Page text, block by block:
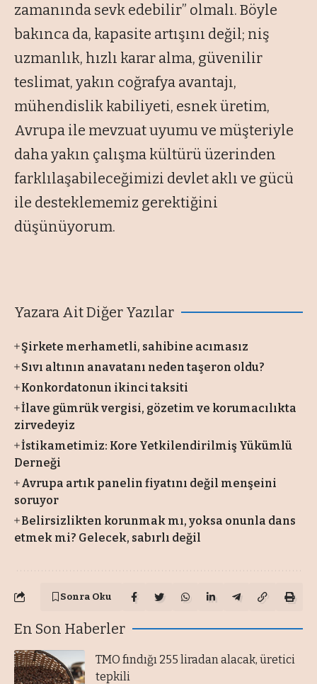
zamanında sevk edebilir” olmalı. Böyle
bakınca da, kapasite artışını değil; niş
uzmanlık, hızlı karar alma, güvenilir
teslimat, yakın coğrafya avantajı,
mühendislik kabiliyeti, esnek üretim,
Avrupa ile mevzuat uyumu ve müşteriyle
daha yakın çalışma kültürü üzerinden
farklılaşabileceğimizi devlet aklı ve gücü
ile desteklememiz gerektiğini
düşünüyorum.
Yazara Ait Diğer Yazılar
Şirkete merhametli, sahibine acımasız
Sıvı altının anavatanı neden taşeron oldu?
Konkordatonun ikinci taksiti
İlave gümrük vergisi, gözetim ve korumacılıkta
zirvedeyiz
İstikametimiz: Kore Yetkilendirilmiş Yükümlü
Derneği
Avrupa artık panelin fiyatını değil menşeini
soruyor
Belirsizlikten korunmak mı, yoksa onunla dans
etmek mi? Gelecek, sabırlı değil
Sonra Oku
En Son Haberler
TMO fındığı 255 liradan alacak, üretici
tepkili